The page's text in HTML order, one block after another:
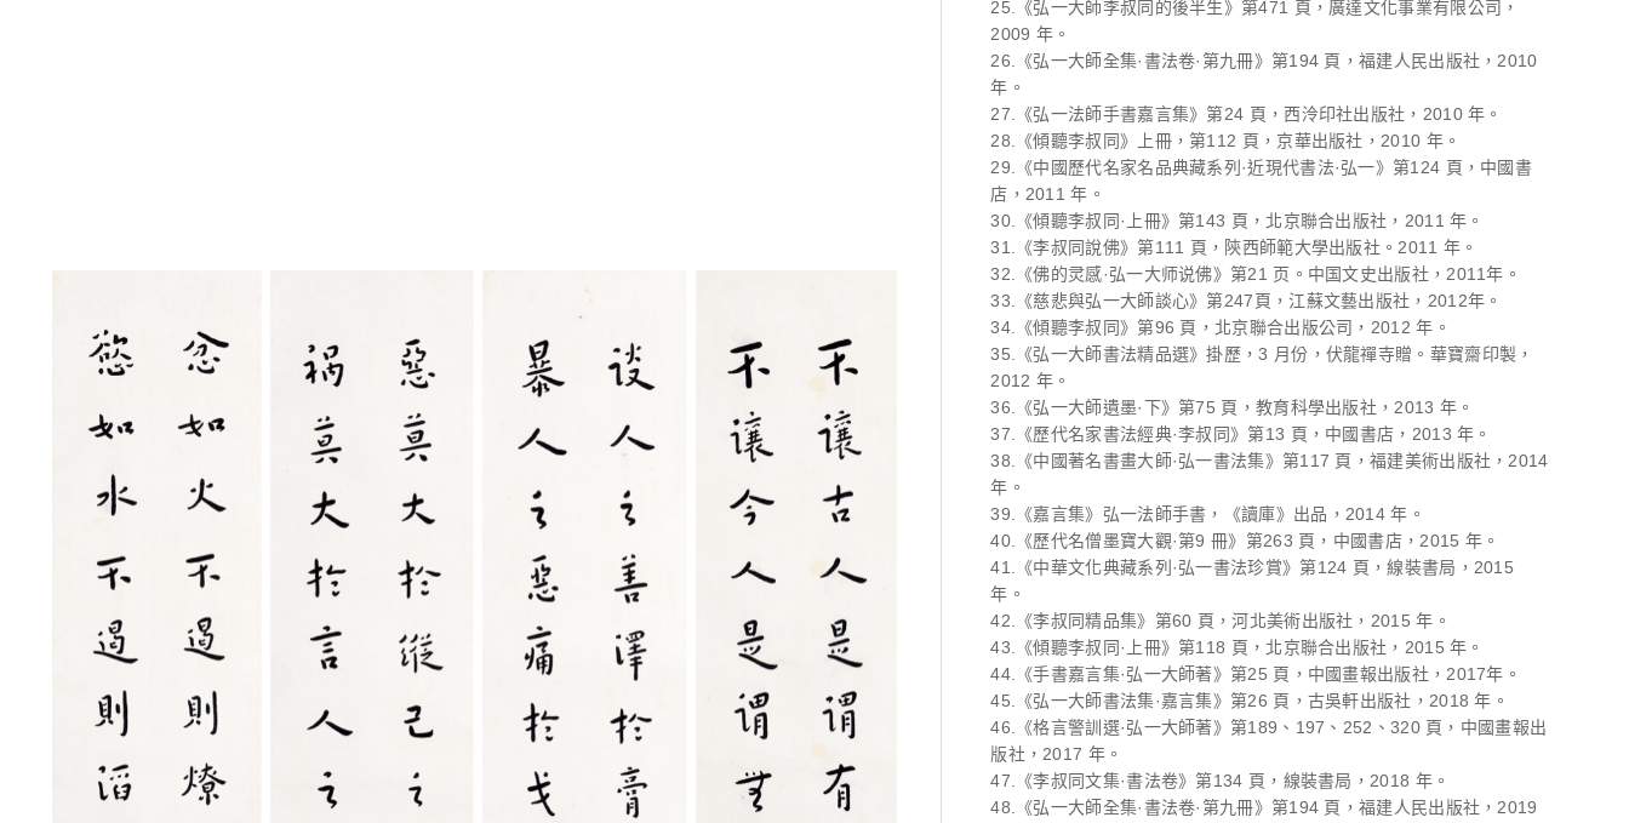
25.《弘一大師李叔同的後半生》第471 頁，廣達文化事業有限公司，
2009 年。
26.《弘一大師全集·書法卷·第九冊》第194 頁，福建人民出版社，2010
年。
27.《弘一法師手書嘉言集》第24 頁，西泠印社出版社，2010 年。
28.《傾聽李叔同》上冊，第112 頁，京華出版社，2010 年。
29.《中國歷代名家名品典藏系列·近現代書法·弘一》第124 頁，中國書
店，2011 年。
30.《傾聽李叔同·上冊》第143 頁，北京聯合出版社，2011 年。
31.《李叔同說佛》第111 頁，陝西師範大學出版社。2011 年。
32.《佛的灵感·弘一大师说佛》第21 页。中国文史出版社，2011年。
33.《慈悲與弘一大師談心》第247頁，江蘇文藝出版社，2012年。
34.《傾聽李叔同》第96 頁，北京聯合出版公司，2012 年。
35.《弘一大師書法精品選》掛歷，3 月份，伏龍禪寺贈。華寶齋印製，
2012 年。
36.《弘一大師遺墨·下》第75 頁，教育科學出版社，2013 年。
37.《歷代名家書法經典·李叔同》第13 頁，中國書店，2013 年。
38.《中國著名書畫大師·弘一書法集》第117 頁，福建美術出版社，2014
年。
39.《嘉言集》弘一法師手書，《讀庫》出品，2014 年。
40.《歷代名僧墨寶大觀·第9 冊》第263 頁，中國書店，2015 年。
41.《中華文化典藏系列·弘一書法珍賞》第124 頁，線裝書局，2015
年。
42.《李叔同精品集》第60 頁，河北美術出版社，2015 年。
43.《傾聽李叔同·上冊》第118 頁，北京聯合出版社，2015 年。
44.《手書嘉言集·弘一大師著》第25 頁，中國畫報出版社，2017年。
45.《弘一大師書法集·嘉言集》第26 頁，古吳軒出版社，2018 年。
46.《格言警訓選·弘一大師著》第189、197、252、320 頁，中國畫報出
版社，2017 年。
47.《李叔同文集·書法卷》第134 頁，線裝書局，2018 年。
48.《弘一大師全集·書法卷·第九冊》第194 頁，福建人民出版社，2019